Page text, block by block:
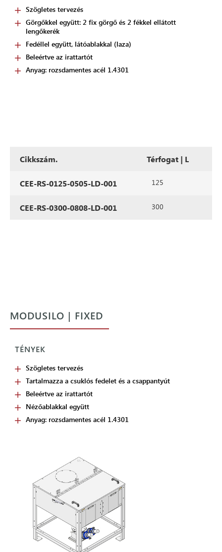
Szögletes tervezés
Görgőkkel együtt: 2 fix görgő és 2 fékkel ellátott
lengőkerék
Fedéllel együtt, látóablakkal (laza)
Beleértve az irattartót
Anyag: rozsdamentes acél 1.4301
Cikkszám. Térfogat | L
CEE-RS-0125-0505-LD-001 125
CEE-RS-0300-0808-LD-001 300
MODUSILO | FIXED
TÉNYEK
Szögletes tervezés
Tartalmazza a csuklós fedelet és a csappantyút
Beleértve az irattartót
Nézőablakkal együtt
Anyag: rozsdamentes acél 1.4301